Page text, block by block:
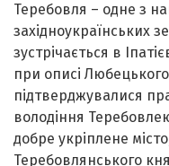
Теребовля – одне з
західноукраїнських
зустрічається в
при описі Любецького
підтверджувалися
володіння
добре укріплене
Теребовлянського